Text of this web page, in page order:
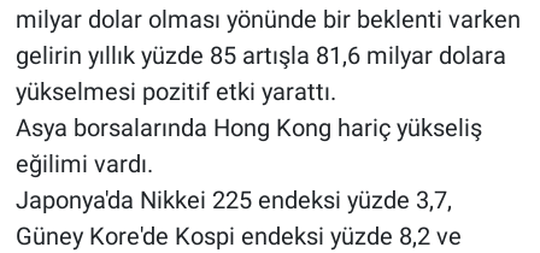
milyar dolar olması yönünde bir beklenti varken
gelirin yıllık yüzde 85 artışla 81,6 milyar dolara
yükselmesi pozitif etki yarattı.
Asya borsalarında Hong Kong hariç yükseliş
eğilimi vardı.
Japonya'da Nikkei 225 endeksi yüzde 3,7,
Güney Kore'de Kospi endeksi yüzde 8,2 ve